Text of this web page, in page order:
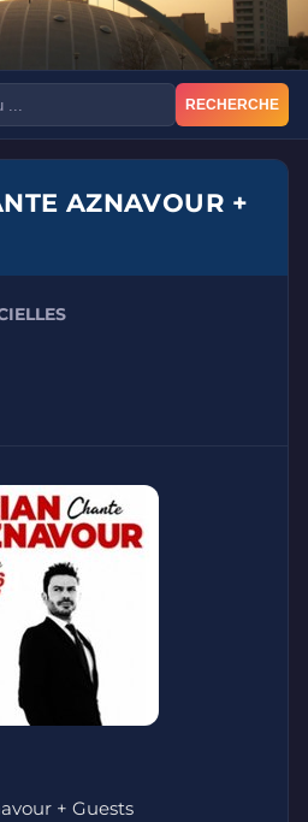
RECHERCHE
AZNAVOUR +
+ Guests